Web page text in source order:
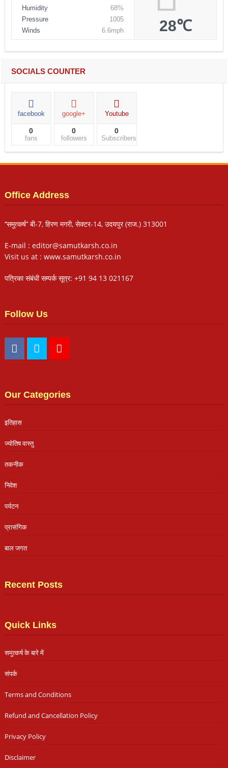
Humidity
68%
Pressure
1005
Winds
6.6mph 28℃
SOCIALS COUNTER
facebook
0
fans
google+
0
followers
Youtube
0
Subscribers
Office Address
‘‘समुत्कर्ष’’ बी-7, हिरण मगरी, सेक्टर-14, उदयपुर (राज.) 313001
E-mail : editor@samutkarsh.co.in
Visit us at : www.samutkarsh.co.in
पत्रिका संबंधी सम्पर्क सूत्र: +91 94 13 021167
Follow Us
Our Categories
इतिहास
ज्योतिष वास्तु
तकनीक
निवेश
पर्यटन
प्रासंगिक
बाल जगत
Recent Posts
Quick Links
समुत्कर्ष के बारे में
संपर्क
Terms and Conditions
Refund and Cancellation Policy
Privacy Policy
Disclaimer